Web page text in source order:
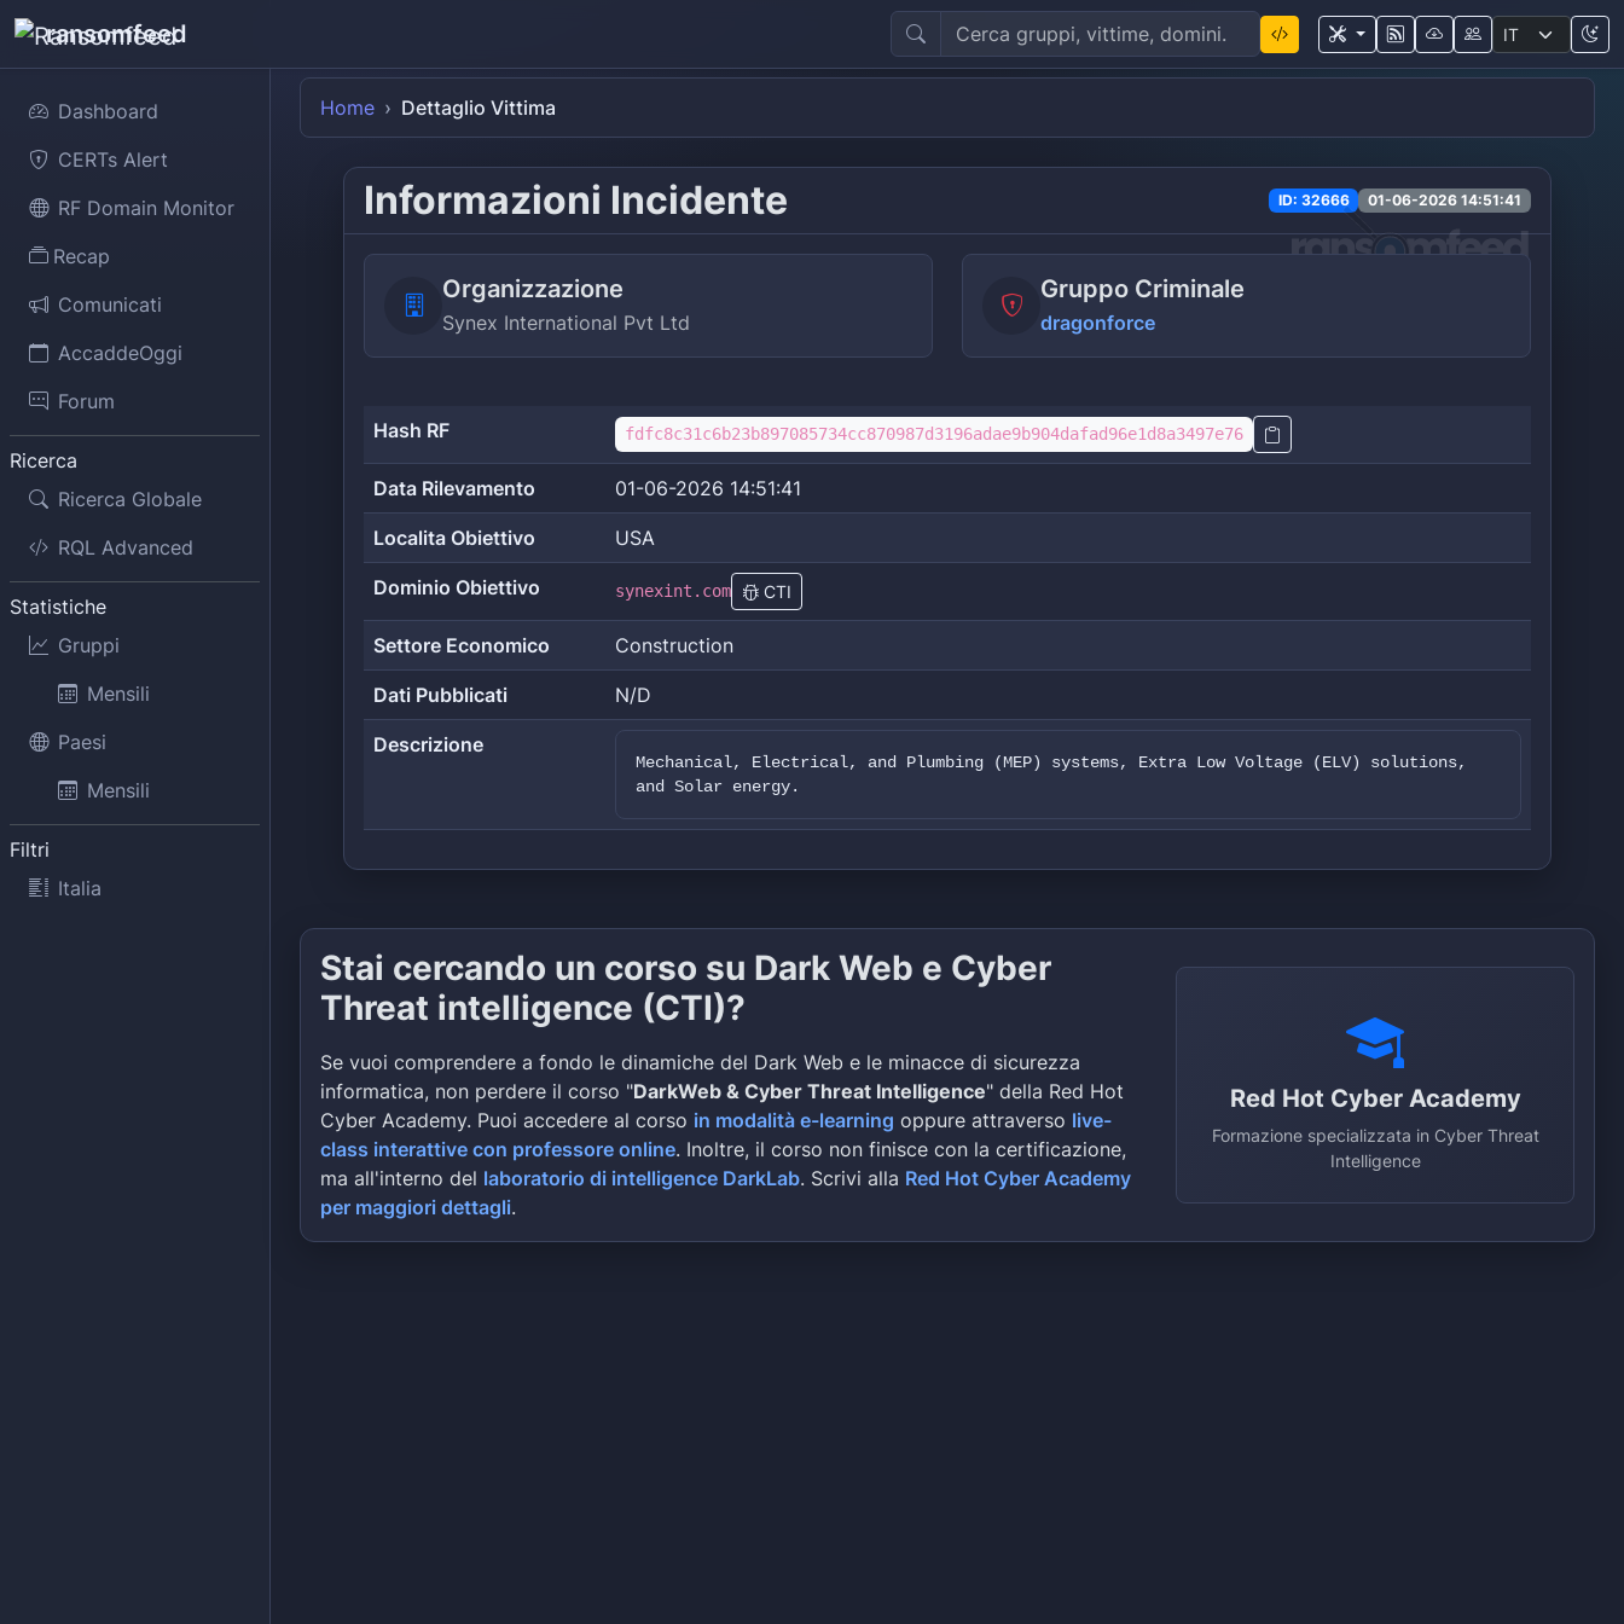
ransomfeed
Dashboard
CERTs Alert
RF Domain Monitor
Recap
Comunicati
AccaddeOggi
Forum
Ricerca
Ricerca Globale
RQL Advanced
Statistiche
Gruppi
Mensili
Paesi
Mensili
Filtri
Italia
Home Dettaglio Vittima
Informazioni Incidente ID: 32666 01-06-2026 14:51:41
Organizzazione
Synex International Pvt Ltd
Gruppo Criminale
dragonforce
Hash RF fdfc8c31c6b23b897085734cc870987d3196adae9b904dafad96e1d8a3497e76
Data Rilevamento 01-06-2026 14:51:41
Localita Obiettivo USA
Dominio Obiettivo synexint.com CTI
Settore Economico Construction
Dati Pubblicati N/D
Descrizione
Mechanical, Electrical, and Plumbing (MEP) systems, Extra Low Voltage (ELV) solutions,
and Solar energy.
Stai cercando un corso su Dark Web e Cyber
Threat intelligence (CTI)?
Se vuoi comprendere a fondo le dinamiche del Dark Web e le minacce di sicurezza
informatica, non perdere il corso "DarkWeb & Cyber Threat Intelligence" della Red Hot
Cyber Academy. Puoi accedere al corso in modalità e-learning oppure attraverso live-
class interattive con professore online. Inoltre, il corso non finisce con la certificazione,
ma all'interno del laboratorio di intelligence DarkLab. Scrivi alla Red Hot Cyber Academy
per maggiori dettagli.
Red Hot Cyber Academy
Formazione specializzata in Cyber Threat
Intelligence